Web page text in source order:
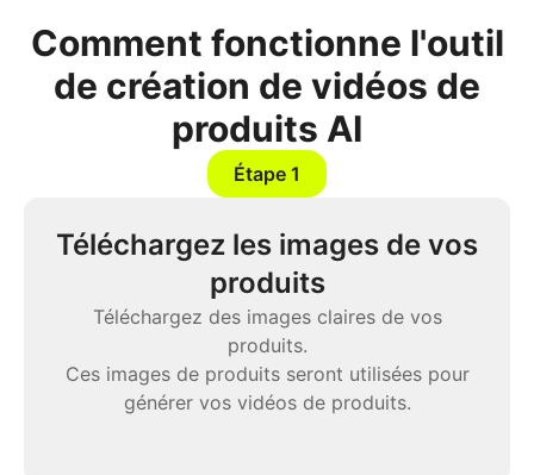
Comment fonctionne l'outil
de création de vidéos de
produits AI
Étape 1
Téléchargez les images de vos
produits
Téléchargez des images claires de vos
produits.
Ces images de produits seront utilisées pour
générer vos vidéos de produits.